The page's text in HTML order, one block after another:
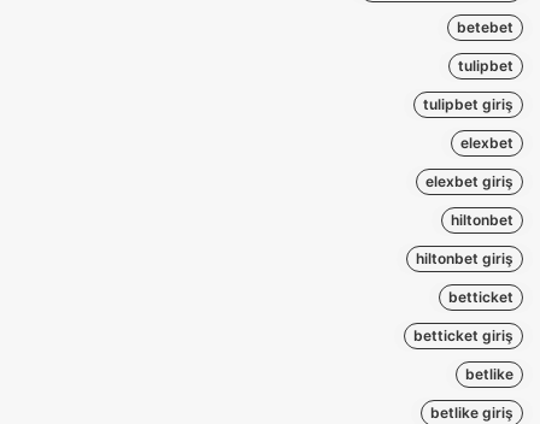
betebet
tulipbet
tulipbet giriş
elexbet
elexbet giriş
hiltonbet
hiltonbet giriş
betticket
betticket giriş
betlike
betlike giriş